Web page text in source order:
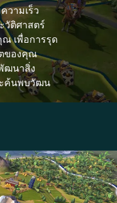
วามเร็ว
วัติศาสตร์
เพื่อการรุด
ของคุณ
ฒนาสิ่ง
ค้นพบวัฒน